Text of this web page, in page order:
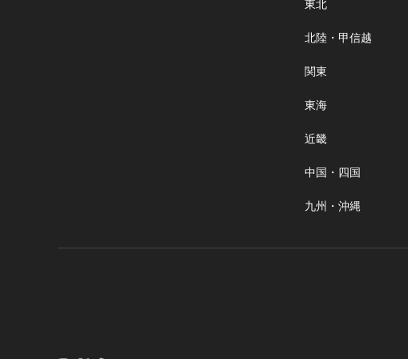
東北
北陸・甲信越
関東
東海
近畿
中国・四国
九州・沖縄